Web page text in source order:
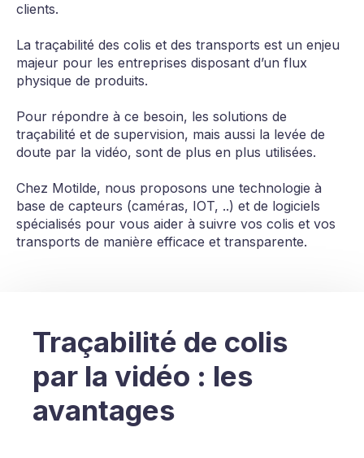
clients.
La traçabilité des colis et des transports est un enjeu
majeur pour les entreprises disposant d’un flux
physique de produits.
Pour répondre à ce besoin, les solutions de
traçabilité et de supervision, mais aussi la levée de
doute par la vidéo, sont de plus en plus utilisées.
Chez Motilde, nous proposons une technologie à
base de capteurs (caméras, IOT, ..) et de logiciels
spécialisés pour vous aider à suivre vos colis et vos
transports de manière efficace et transparente.
Traçabilité de colis
par la vidéo : les
avantages